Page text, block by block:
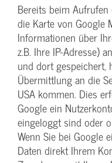
Bereits beim
die Karte von Google
Informationen über
z.B. Ihre IP-Adresse)
und dort gespeichert,
Übermittlung an die
USA kommen. Dies
Google ein
eingeloggt sind oder
Wenn Sie bei Google
Daten direkt Ihrem